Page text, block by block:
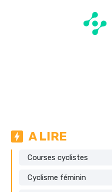
A LIRE
Courses cyclistes
Cyclisme féminin